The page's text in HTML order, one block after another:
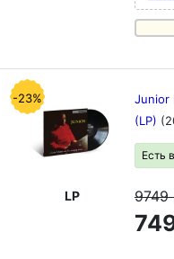
-23%
LP
Junior
(LP)
Есть
9749